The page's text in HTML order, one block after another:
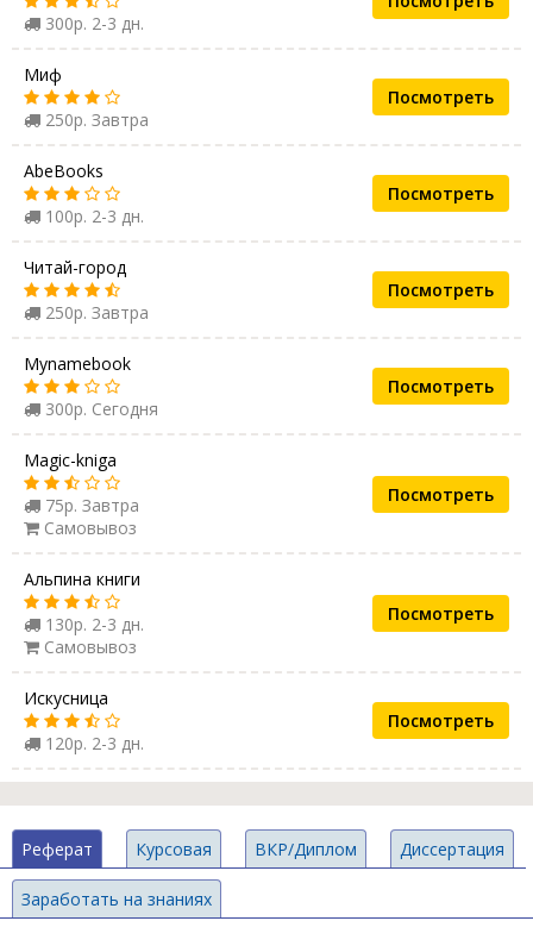
300р. 2-3 дн.
Миф
250р. Завтра
Посмотреть
AbeBooks
100р. 2-3 дн.
Посмотреть
Читай-город
250р. Завтра
Посмотреть
Mynamebook
300р. Сегодня
Посмотреть
Magic-kniga
75р. Завтра
Самовывоз
Посмотреть
Альпина книги
130р. 2-3 дн.
Самовывоз
Посмотреть
Искусница
120р. 2-3 дн.
Посмотреть
Реферат Курсовая ВКР/Диплом Диссертация
Заработать на знаниях